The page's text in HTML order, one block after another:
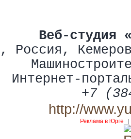
Веб-студия
, Россия ,
Интернет-
+7
http://
Реклама в Юрге